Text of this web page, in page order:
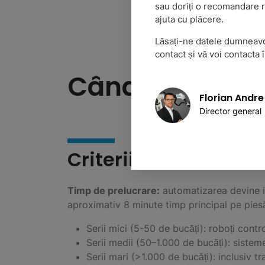
Când merită
Criterii de decizie
Timp de prelucrare: automatizarea devine
aproximativ 8 minute timp principal pe
Serii mici (5-50 de bucăți): roboți
Serii medii (50–1.000 de bucăți):
Serii mari (>1.000 de bucăți): inclusiv
sau doriți o recomandare
ajuta cu plăcere.
Lăsați-ne datele
contact și vă voi contacta
Florian Andre
Director general